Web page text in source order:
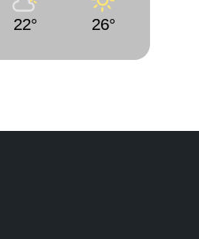
22° 26°